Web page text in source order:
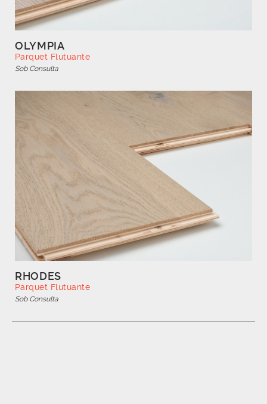
OLYMPIA
Parquet Flutuante
Sob Consulta
RHODES
Parquet Flutuante
Sob Consulta